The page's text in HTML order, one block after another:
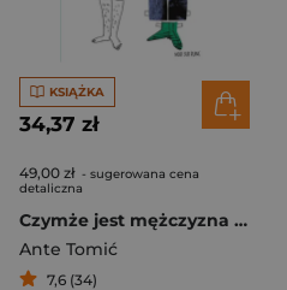
KSIĄŻKA
34,37 zł
49,00 zł - sugerowana cena
detaliczna
Czymże jest mężczyzna bez wąsów
Ante Tomić
7,6 (34)